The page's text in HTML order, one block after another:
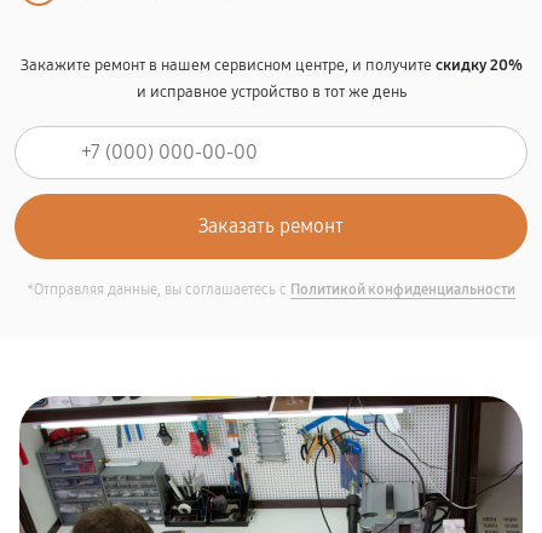
Закажите ремонт в нашем сервисном центре, и получитескидку 20%
и исправное устройство в тот же день
*Отправляя данные, вы соглашаетесь с Политикой конфиденциальности